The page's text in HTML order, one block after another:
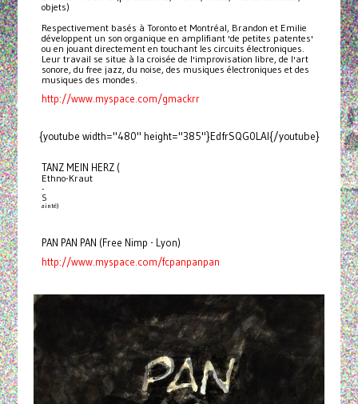
objets)
Respectivement basés à Toronto et Montréal, Brandon et Emilie
développent un son organique en amplifiant 'de petites patentes'
ou en jouant directement en touchant les circuits électroniques.
Leur travail se situe à la croisée de l'improvisation libre, de l'art
sonore, du free jazz, du noise, des musiques électroniques et des
musiques des mondes.
http://www.myspace.com/gmackrr
{youtube width="480" height="385"}EdfrSQG0LAI{/youtube}
TANZ MEIN HERZ (
Ethno-Kraut
-
S
ainté)
PAN PAN PAN (Free Nimp - Lyon)
http://www.myspace.com/fcpanpanpan